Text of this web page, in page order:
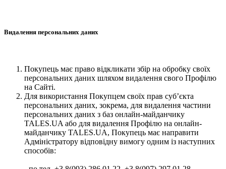
Видалення персональних даних
Покупець має право відкликати збір на обробку своїх
персональних даних шляхом видалення свого Профілю
на Сайті.
Для використання Покупцем своїх прав суб’єкта
персональних даних, зокрема, для видалення частини
персональних даних з баз онлайн-майданчику
TALES.UA або для видалення Профілю на онлайн-
майданчику TALES.UA, Покупець має направити
Адміністратору відповідну вимогу одним із наступних
способів: